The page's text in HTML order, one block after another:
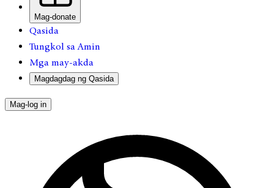
Mag-donate
Qasida
Tungkol sa Amin
Mga may-akda
Magdagdag ng Qasida
Mag-log in